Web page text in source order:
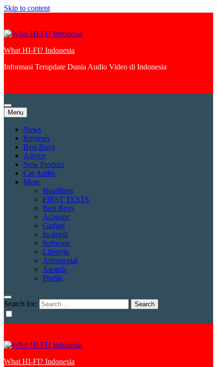
Skip to content
What HI-FI? Indonesia
Informasi Terupdate Dunia Audio Video di Indonesia
Menu
News
Reviews
Best Buys
Advice
New Product
Car Audio
More
Headlines
FIRST TESTS
Best Buys
Acoustic
Gadget
In-depth
Software
Lifestyle
Advertorial
Awards
Profile
Search for:
What HI-FI? Indonesia